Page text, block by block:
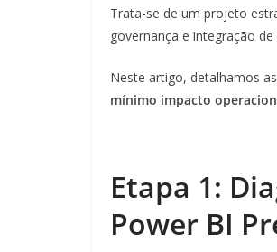
Trata-se de um projeto
governança e integração de
Neste artigo, detalhamos as
mínimo impacto
Etapa 1:
Power BI